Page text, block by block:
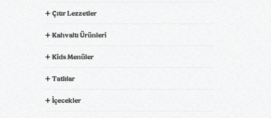
Trüflü King Beef Burger
Chicken Big King Menü
Çıtır Lezzetler
Kahvaltı Ürünleri
Kids Menüler
Tatlılar
İçecekler